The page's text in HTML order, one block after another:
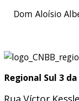
Dom Aloísio
Regional Sul 3 da